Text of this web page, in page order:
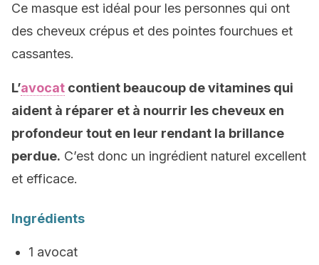
Ce masque est idéal pour les personnes qui ont
des cheveux crépus et des pointes fourchues et
cassantes.
L’avocat contient beaucoup de vitamines qui
aident à réparer et à nourrir les cheveux en
profondeur tout en leur rendant la brillance
perdue. C’est donc un ingrédient naturel excellent
et efficace.
Ingrédients
1 avocat